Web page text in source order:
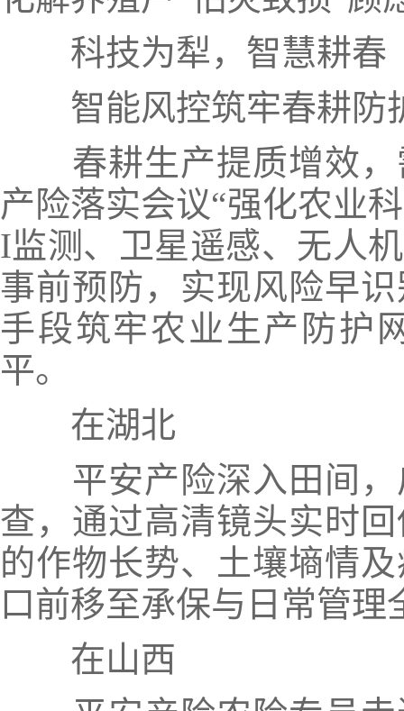
科技为犁，智慧耕春
智能风控筑牢春耕防
春耕生产提质增效
产险落实会议“强化农业
I监测、卫星遥感、无人
事前预防，实现风险早
手段筑牢农业生产防护
平。
在湖北
平安产险深入田间
查，通过高清镜头实时
的作物长势、土壤墒情
口前移至承保与日常管理
在山西